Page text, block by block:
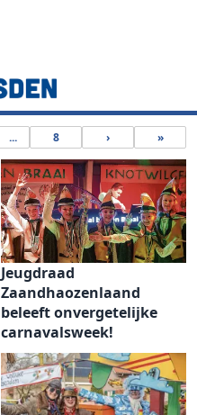
... 8 › »
Jeugdraad
Zaandhaozenlaand
beleeft onvergetelijke
carnavalsweek!